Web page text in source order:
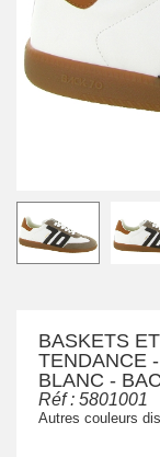
BASKETS
TENDANCE
BLANC -
Réf : 5801001
Autres couleurs